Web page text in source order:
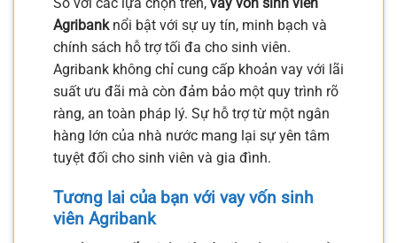
Agribanknổi bật với sự uy tín, minh bạch và
chính sách hỗ trợ tối đa cho sinh viên.
Agribank không chỉ cung cấp khoản vay với lãi
suất ưu đãi mà còn đảm bảo một quy trình rõ
ràng, an toàn pháp lý. Sự hỗ trợ từ một ngân
hàng lớn của nhà nước mang lại sự yên tâm
tuyệt đối cho sinh viên và gia đình.
Tương lai của bạn với vay vốn sinh
viên Agribank